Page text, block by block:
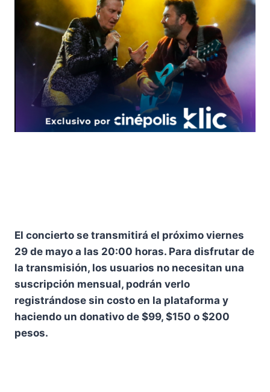
El concierto se transmitirá el próximo viernes
29 de mayo a las 20:00 horas. Para disfrutar de
la transmisión, los usuarios no necesitan una
suscripción mensual, podrán verlo
registrándose sin costo en la plataforma y
haciendo un donativo de $99, $150 o $200
pesos.